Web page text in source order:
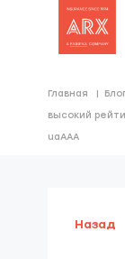
Главная
высокий
uaAAA
Назад